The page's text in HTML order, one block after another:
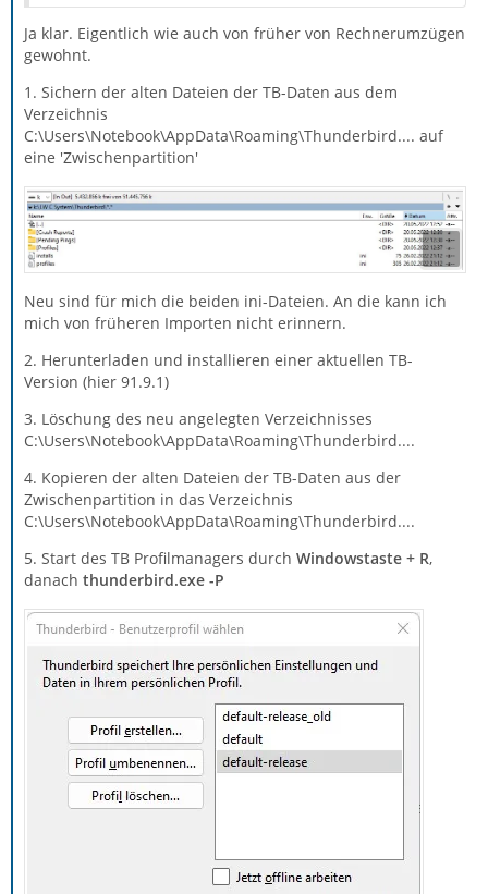
Ja klar. Eigentlich wie auch von früher von Rechnerumzügen
gewohnt.
1. Sichern der alten Dateien der TB-Daten aus dem
Verzeichnis
C:\Users\Notebook\AppData\Roaming\Thunderbird.... auf
eine 'Zwischenpartition'
Neu sind für mich die beiden ini-Dateien. An die kann ich
mich von früheren Importen nicht erinnern.
2. Herunterladen und installieren einer aktuellen TB-
Version (hier 91.9.1)
3. Löschung des neu angelegten Verzeichnisses
C:\Users\Notebook\AppData\Roaming\Thunderbird....
4. Kopieren der alten Dateien der TB-Daten aus der
Zwischenpartition in das Verzeichnis
C:\Users\Notebook\AppData\Roaming\Thunderbird....
5. Start des TB Profilmanagers durch Windowstaste + R,
danach thunderbird.exe -P